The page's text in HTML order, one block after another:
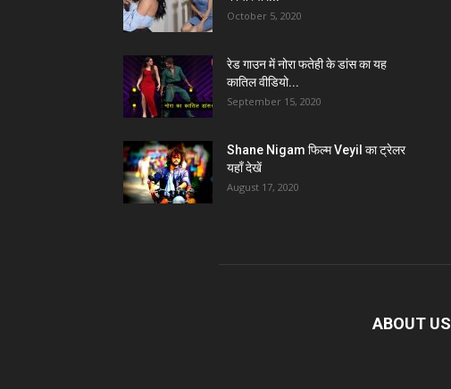
October 5, 2020
रेड गाउन में नोरा फतेही के डांस का यह
कातिल वीडियो...
September 15, 2020
Shane Nigam फिल्म Veyil का ट्रेलर
यहाँ देखें
August 17, 2020
ABOUT US